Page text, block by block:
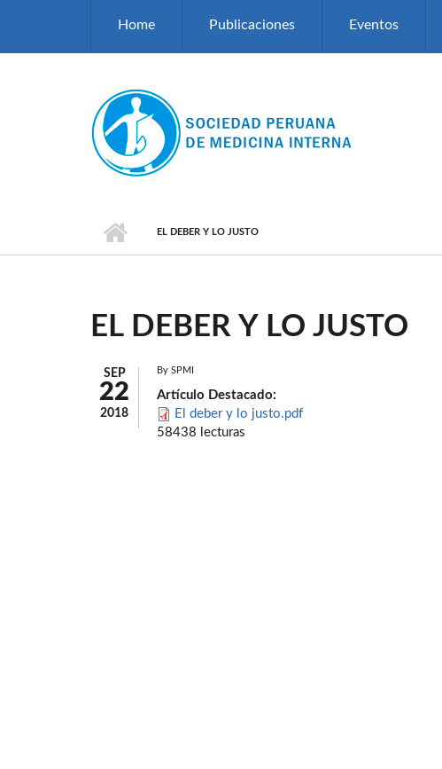
Home Publicaciones Eventos
EL DEBER Y LO JUSTO
EL DEBER Y LO JUSTO
SEP
22
2018
By SPMI
Artículo Destacado:
El deber y lo justo.pdf
58438 lecturas